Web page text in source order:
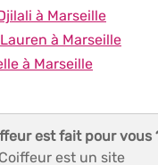
à Marseille
à Marseille
à Marseille
est fait pour vous
est un site